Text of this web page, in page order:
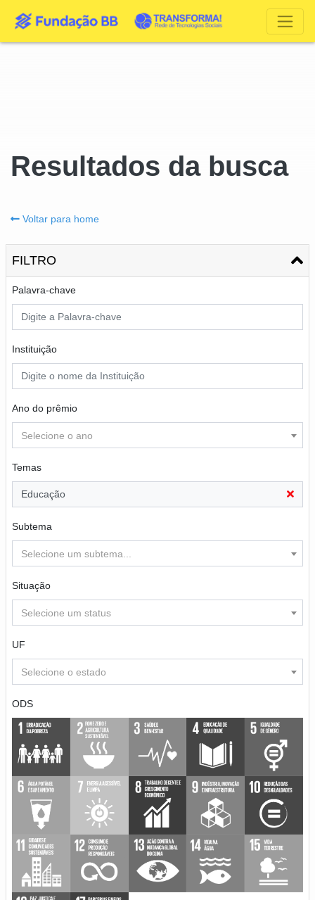
Resultados da busca
Voltar para home
FILTRO
Palavra-chave
Instituição
Ano do prêmio
Selecione o ano
Temas
Educação
Subtema
Selecione um subtema...
Situação
Selecione um status
UF
Selecione o estado
ODS